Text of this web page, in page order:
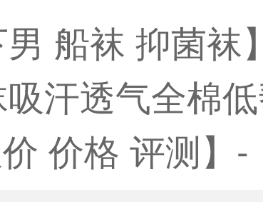
男 船袜 抑菌
汗透气全棉
价格 评测】-